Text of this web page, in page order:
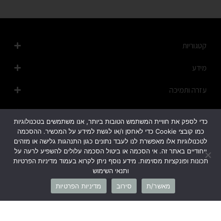
קטגוריות
מידע
עזרה ותמיכה
מפת האתר
1700-50-20-45
info@cb-fashion.shop
כדי לספק את חוויית המשתמש הטובות ביותר, אנו משתמשים בטכנולוגיות
כמו קובצי Cookie כדי לאחסן ו/או לגשת למידע על המכשיר. ההסכמה
לטכנולוגיות אלו מאפשרת לנו לעבד נתונים כגון התנהגות גלישה או מזהים
ייחודיים באתר זה. אי הסכמה או ביטול הסכמה עלולים להשפיע לרעה על
תכונות ופונקציות מסוימות. מידע נוסף ניתן לקרוא בעמוד מדיניות הפרטיות
ותנאי השימוש
מאשר/ת
סירוב מדיניות הפרטיות